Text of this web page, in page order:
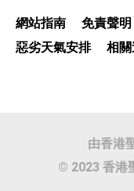
網站指南 免責聲明
惡劣天氣安排
相
由香港
© 2023 香港